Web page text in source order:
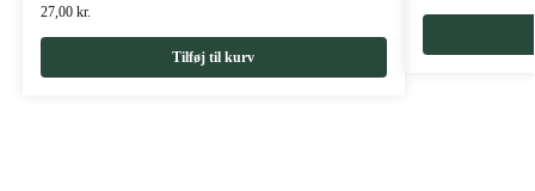
27,00 kr.
Tilføj til kurv